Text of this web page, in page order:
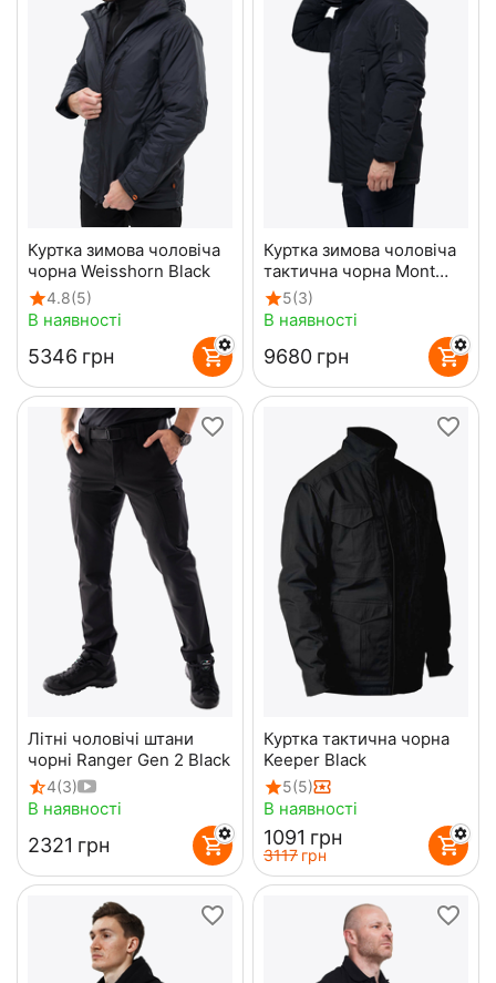
Куртка зимова чоловіча
чорна Weisshorn Black
4.8(5)
В наявності
‍5346‍ грн
Куртка зимова чоловіча
тактична чорна Mont
Blanc Gen3 Black
5(3)
В наявності
‍9680‍ грн
Літні чоловічі штани
чорні Ranger Gen 2 Black
4(3)
В наявності
‍2321‍ грн
Куртка тактична чорна
Keeper Black
5(5)
В наявності
‍1091‍ грн
‍3117‍ грн